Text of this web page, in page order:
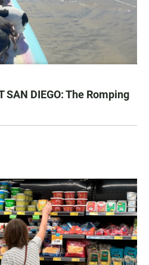
SAN DIEGO: The Romping